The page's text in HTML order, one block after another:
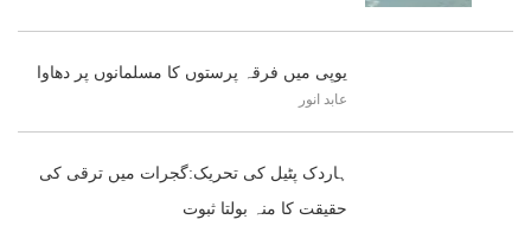
یوپی میں فرقہ پرستوں کا مسلمانوں پر دھاوا
عابد انور
ہاردک پٹیل کی تحریک:گجرات میں ترقی کی
حقیقت کا منہ بولتا ثبوت